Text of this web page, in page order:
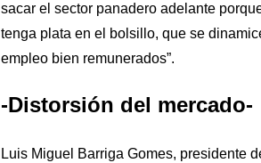
sacar el sector panadero adelante
tenga plata en el bolsillo, que se
empleo bien remunerados”.
-Distorsión del mercado-
Luis Miguel Barriga Gomes, presidente